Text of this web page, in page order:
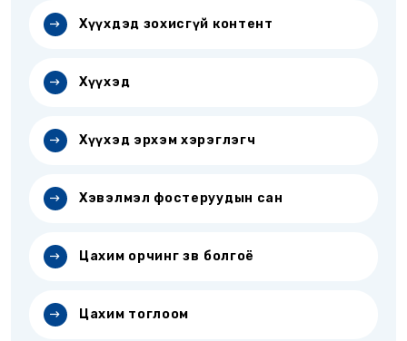
Хүүхдэд зохисгүй контент
Хүүхэд
Хүүхэд эрхэм хэрэглэгч
Хэвэлмэл фостеруудын сан
Цахим орчинг зөв болгоё
Цахим тоглоом